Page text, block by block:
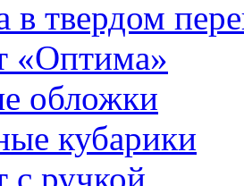
в твердом
«Оптима»
обложки
кубарики
с ручкой